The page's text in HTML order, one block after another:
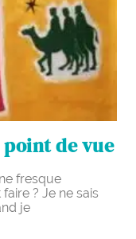
point de vue
fresque
? Je ne sais
je